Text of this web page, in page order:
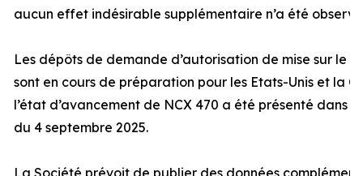
aucun effet indésirable supplémentaire n’a été
Les dépôts de demande d’autorisation de mise sur le
sont en cours de préparation pour les Etats-Unis et la
l’état d’avancement de NCX 470 a été présenté dans
du 4 septembre 2025.
La Société prévoit de publier des données